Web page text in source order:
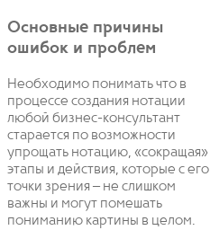
Основные причины
ошибок и проблем
Необходимо понимать что в
процессе создания нотации
любой бизнес-консультант
старается по возможности
упрощать нотацию, «сокращая»
этапы и действия, которые с его
точки зрения – не слишком
важны и могут помешать
пониманию картины в целом.